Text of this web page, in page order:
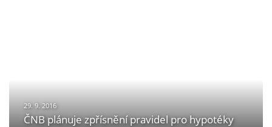
29. 9. 2016
ČNB plánuje zpřísnění pravidel pro hypotéky